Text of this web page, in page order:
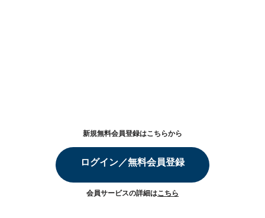
新規無料会員登録はこちらから
ログイン／無料会員登録
会員サービスの詳細はこちら